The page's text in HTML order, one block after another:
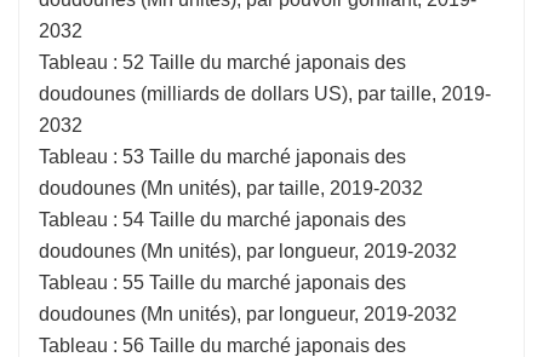
2032
Tableau : 52 Taille du marché japonais des
doudounes (milliards de dollars US), par taille, 2019-
2032
Tableau : 53 Taille du marché japonais des
doudounes (Mn unités), par taille, 2019-2032
Tableau : 54 Taille du marché japonais des
doudounes (Mn unités), par longueur, 2019-2032
Tableau : 55 Taille du marché japonais des
doudounes (Mn unités), par longueur, 2019-2032
Tableau : 56 Taille du marché japonais des